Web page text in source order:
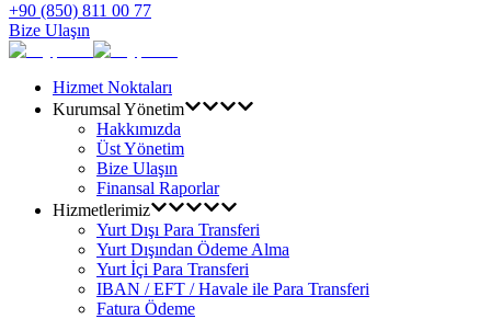
+90 (850) 811 00 77
Bize Ulaşın
Hizmet Noktaları
Kurumsal Yönetim
Hakkımızda
Üst Yönetim
Bize Ulaşın
Finansal Raporlar
Hizmetlerimiz
Yurt Dışı Para Transferi
Yurt Dışından Ödeme Alma
Yurt İçi Para Transferi
IBAN / EFT / Havale ile Para Transferi
Fatura Ödeme